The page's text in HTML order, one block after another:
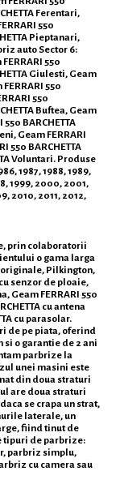
Ferentari,
550
Pieptanari,
auto Sector 6:
550
Giulesti, Geam
550
550
Buftea, Geam
550 BARCHETTA
Geam FERRARI
550 BARCHETTA
Voluntari. Produse
1987, 1988, 1989,
1999, 2000, 2001,
2010, 2011, 2012,
prin colaboratorii
o gama larga
originale, Pilkington,
cu senzor de ploaie,
Geam FERRARI 550
cu antena
cu parasolar.
de pe piata, oferind
o garantie de 2 ani
parbrize la
unei masini este
din doua straturi
are doua straturi
se crapa un strat,
laterale, un
fiind tinut de
tipuri de parbrize:
parbriz simplu,
cu camera sau